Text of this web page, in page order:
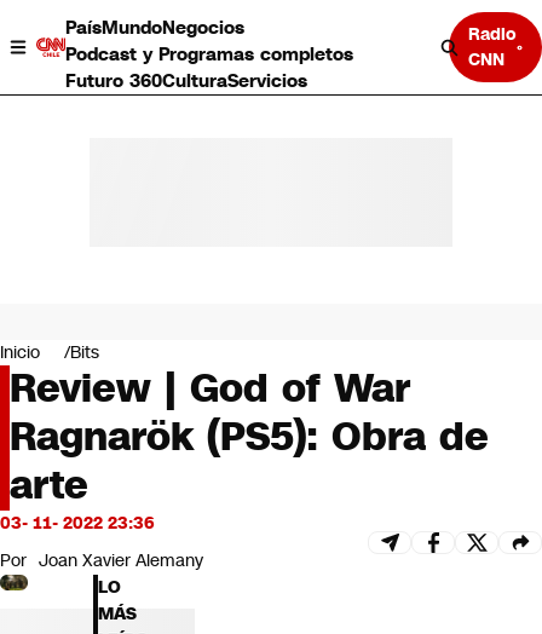
PaísMundoNegocios
Podcast y Programas completos
Futuro 360CulturaServicios
Radio
CNN
Negocios
Deportes
Programas completos
Cultura
Servicios
Bits
CNN tiempo
Futuro 360
Opinión
Inicio Bits
Review | God of War
Ragnarök (PS5): Obra de
arte
03- 11- 2022 23:36
Por Joan Xavier Alemany
LO
MÁS